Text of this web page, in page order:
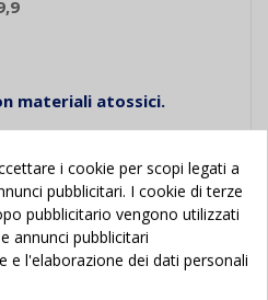
materiali atossici.
Allegati"
i cookie per scopi legati a
pubblicitari. I cookie di terze
pubblicitario vengono utilizzati
annunci pubblicitari
e l'elaborazione dei dati personali